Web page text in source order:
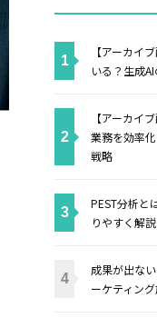
【アーカイ
いる？生成
【アーカイ
業務を効率
戦略
PEST分析と
りやすく解
成果が出な
ーケティン